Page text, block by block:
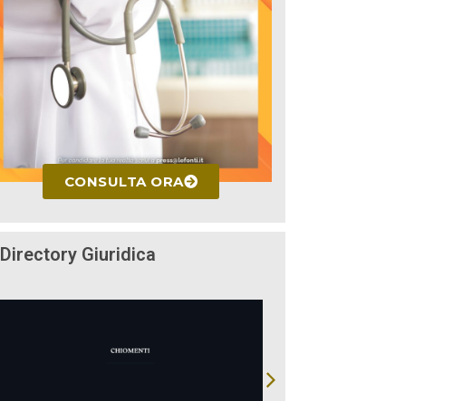
CONSULTA ORA
Directory Giuridica